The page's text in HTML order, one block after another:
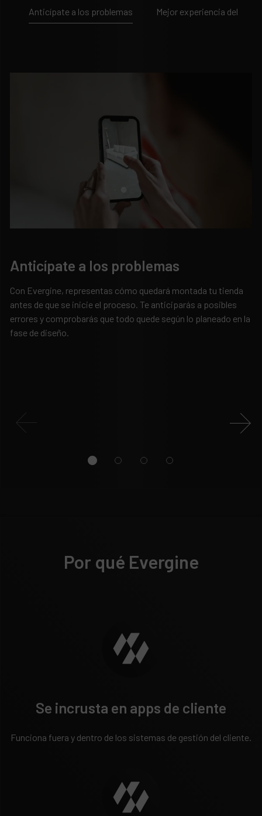
Anticípate a los problemas Mejor experiencia del
Anticípate a los problemas
Con Evergine, representas cómo quedará montada tu tienda
antes de que se inicie el proceso. Te anticiparás a posibles
errores y comprobarás que todo quede según lo planeado en la
fase de diseño.
Por qué Evergine
Se incrusta en apps de cliente
Funciona fuera y dentro de los sistemas de gestión del cliente.